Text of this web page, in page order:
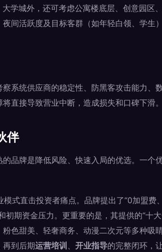
学城外，还可考虑公寓楼底层、创意园区
间活跃度及目标客群（如年轻白领、学生
系统供应商的稳定性、防黑客攻击能力、
直接导致营业中断，造成损失和口碑下滑。
伴
品牌是降低风险、快速入局的优选。一个
模式直击投资者痛点。品牌提出了“0加盟费
期资金压力。更重要的是，其提供的“十
粉色甜美、轻奢商务、动漫二次元等多种吸
再到后期运营培训 、 开业指导的完整闭环，